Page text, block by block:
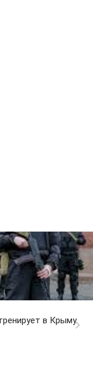
в Крыму